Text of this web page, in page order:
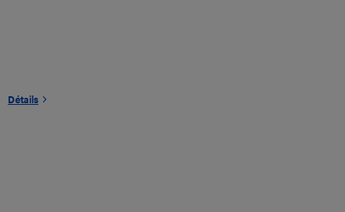
Détails